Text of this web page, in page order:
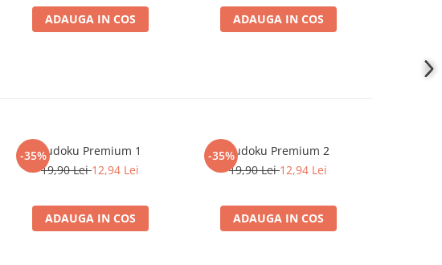
ADAUGA IN COS ADAUGA IN COS
-35%Sudoku Premium 1
19,90 Lei12,94 Lei
ADAUGA IN COS
-35%Sudoku Premium 2
19,90 Lei12,94 Lei
ADAUGA IN COS